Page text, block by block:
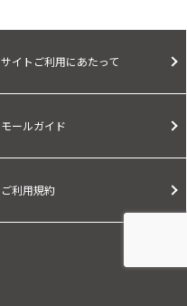
サイトご利用にあたって
モールガイド
ご利用規約